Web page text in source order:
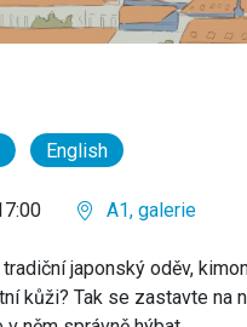
English
A1, galerie
japonský oděv,
kůži? Tak se zastavte na